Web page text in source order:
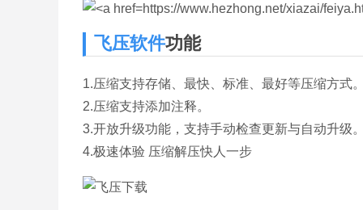
飞压软件功能
1.压缩支持存储、最快、标准、最好等压缩方式
2.压缩支持添加注释。
3.开放升级功能，支持手动检查更新与自动升级
4.极速体验 压缩解压快人一步